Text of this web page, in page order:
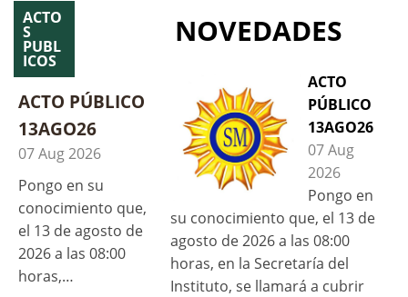
I: • UN (01) CARGO PRECEPTOR –
Leer más
ACTO
S
PUBL
ICOS
ACTO PÚBLICO
13AGO26
07 Aug 2026
Pongo en su
conocimiento que,
el 13 de agosto de
2026 a las 08:00
horas,…
NOVEDADES
ACTO
PÚBLICO
13AGO26
07 Aug
2026
Pongo en
su conocimiento que, el 13 de
agosto de 2026 a las 08:00
horas, en la Secretaría del
Instituto, se llamará a cubrir